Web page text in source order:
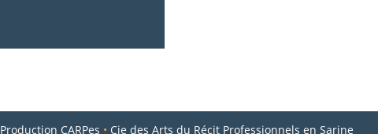
Production CARPes • Cie des Arts du Récit Professionnels en Sarine